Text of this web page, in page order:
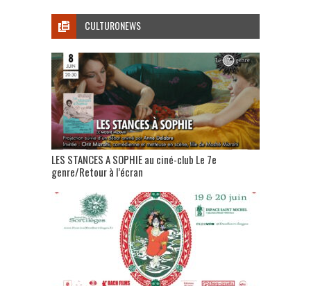
CULTURONEWS
LES STANCES A SOPHIE au ciné-club Le 7e
genre/Retour à l’écran